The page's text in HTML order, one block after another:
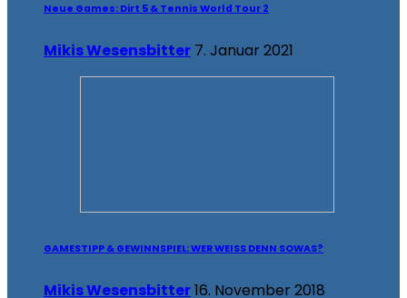
Neue Games: Dirt 5 & Tennis World Tour 2
Mikis Wesensbitter 7. Januar 2021
GAMESTIPP & GEWINNSPIEL: WER WEISS DENN SOWAS?
Mikis Wesensbitter16. November 2018